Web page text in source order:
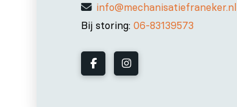
info@mechanisatiefraneker.nl
Bij storing:06-83139573